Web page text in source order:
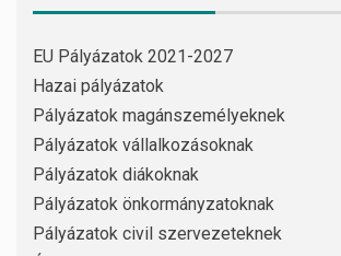
EU Pályázatok 2021-2027
Hazai pályázatok
Pályázatok magánszemélyeknek
Pályázatok vállalkozásoknak
Pályázatok diákoknak
Pályázatok önkormányzatoknak
Pályázatok civil szervezeteknek